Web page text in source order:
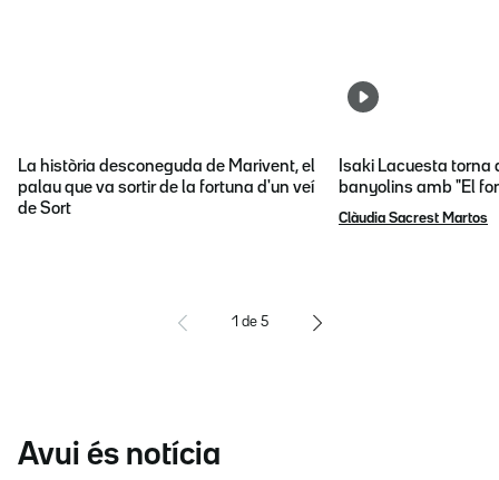
La història desconeguda de Marivent, el
palau que va sortir de la fortuna d'un veí
de Sort
Isaki Lacuesta torna
banyolins amb "El
Clàudia Sacrest Martos
1 de 5
Avui és notícia